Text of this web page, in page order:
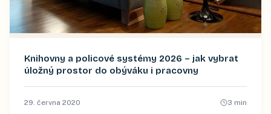
Knihovny a policové systémy 2026 – jak vybrat
úložný prostor do obýváku i pracovny
29. června 2020 3 min